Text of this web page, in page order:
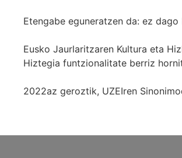
Etengabe eguneratzen da: ez
Eusko Jaurlaritzaren Kultura eta
Hiztegia funtzionalitate berriz
2022az geroztik, UZEIren